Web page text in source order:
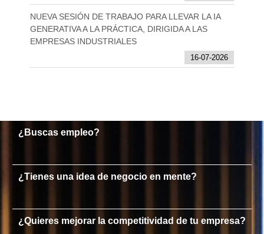
NUEVA SESIÓN DE TRABAJO PARA LLEVAR LA IA
GENERATIVA A LA PRÁCTICA, DIRIGIDA A LAS
EMPRESAS INDUSTRIALES
16-07-2026
¿Buscas empleo?
¿Tienes una idea de negocio en mente?
¿Quieres mejorar la competitividad de tu empresa?